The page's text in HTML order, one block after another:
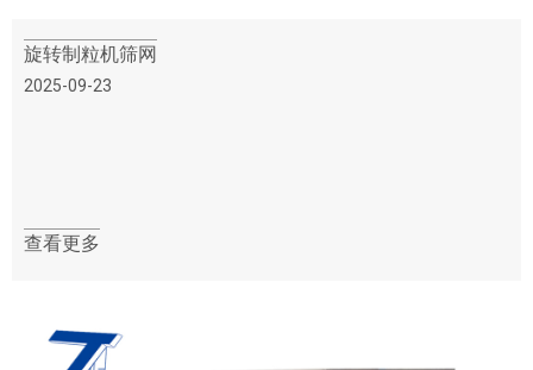
旋转制粒机筛网
2025-09-23
查看更多